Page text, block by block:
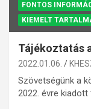
FONTOS
KIEMELT
Tájékoztatás
2022.01.06.
Szövetségünk a
2022. évre